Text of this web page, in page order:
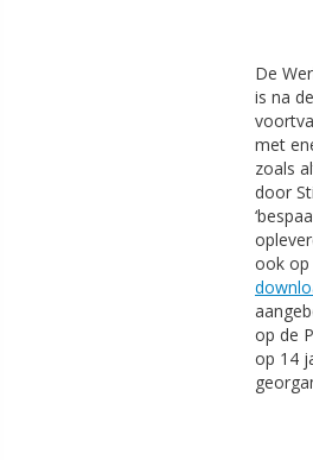
De
is na
met
zoals
door
ook
op de
op 14